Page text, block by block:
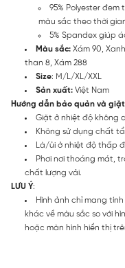
95% Polyester
màu sắc theo thời
5% Spandex giúp
Màu sắc: Xám 90,
than 8, Xám 288
Size: M/L/XL/XXL
Sản xuất: Việt Nam
Hướng dẫn bảo quản và
Giặt ở nhiệt độ không
Không sử dụng chất
Là/ủi ở nhiệt độ thấp
Phơi nơi thoáng mát,
chất lượng vải.
LƯU Ý:
Hình ảnh chỉ mang
khác về màu sắc so với
hoặc màn hình hiển thị